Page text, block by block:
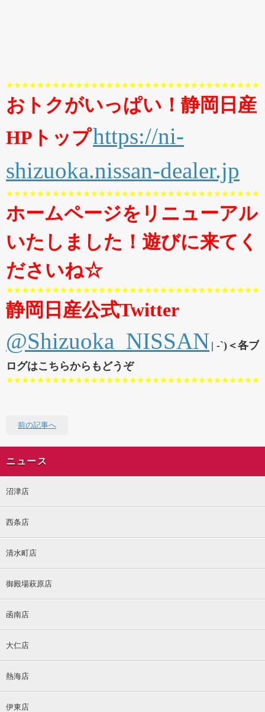
おトクがいっぱい！静岡日産
HPトップhttps://ni-
shizuoka.nissan-dealer.jp
ホームページをリニューアル
いたしました！遊びに来てく
ださいね☆
静岡日産公式Twitter
@Shizuoka_NISSAN | -`)＜各ブ
ログはこちらからもどうぞ
前の記事へ
ニュース
沼津店
西条店
清水町店
御殿場萩原店
函南店
大仁店
熱海店
伊東店